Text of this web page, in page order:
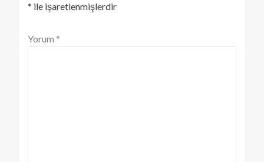
* ile işaretlenmişlerdir
Yorum *